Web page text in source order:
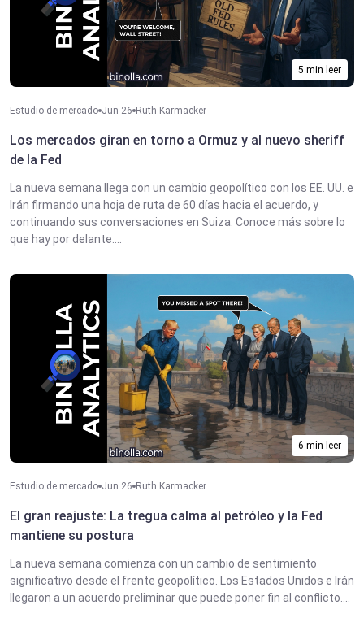
5 min leer
Estudio de mercado Jun 26 Ruth Karmacker
Los mercados giran en torno a Ormuz y al nuevo sheriff
de la Fed
La nueva semana llega con un cambio geopolítico con los EE. UU. e
Irán firmando una hoja de ruta de 60 días hacia el acuerdo, y
continuando sus conversaciones en Suiza. Conoce más sobre lo
que hay por delante....
6 min leer
Estudio de mercado Jun 26 Ruth Karmacker
El gran reajuste: La tregua calma al petróleo y la Fed
mantiene su postura
La nueva semana comienza con un cambio de sentimiento
significativo desde el frente geopolítico. Los Estados Unidos e Irán
llegaron a un acuerdo preliminar que puede poner fin al conflicto....